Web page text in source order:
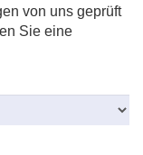
von uns geprüft
Sie eine